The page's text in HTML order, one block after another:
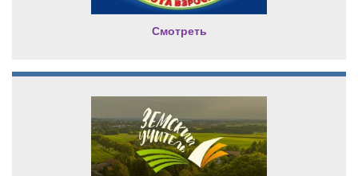
Смотреть